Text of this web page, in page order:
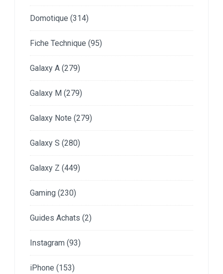
Domotique (314)
Fiche Technique (95)
Galaxy A (279)
Galaxy M (279)
Galaxy Note (279)
Galaxy S (280)
Galaxy Z (449)
Gaming (230)
Guides Achats (2)
Instagram (93)
iPhone (153)